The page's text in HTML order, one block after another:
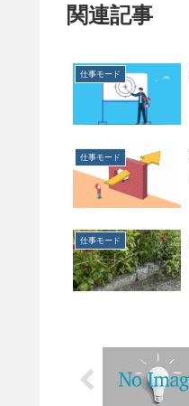
関連記事
仕事モード
仕事モード
仕事モード